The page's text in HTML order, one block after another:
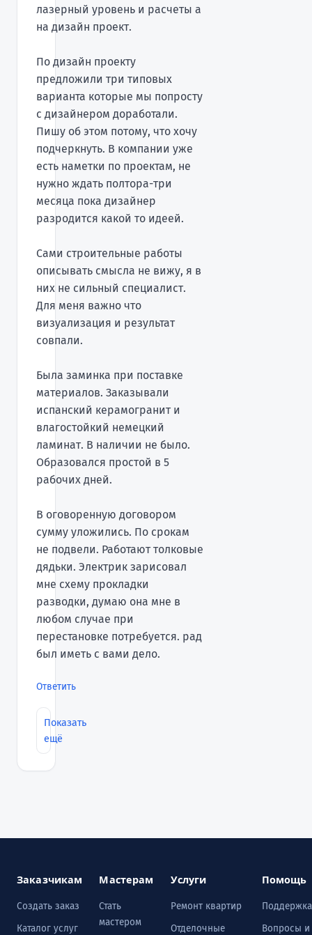
лазерный уровень и расчеты а
на дизайн проект.
По дизайн проекту
предложили три типовых
варианта которые мы попросту
с дизайнером доработали.
Пишу об этом потому, что хочу
подчеркнуть. В компании уже
есть наметки по проектам, не
нужно ждать полтора-три
месяца пока дизайнер
разродится какой то идеей.
Сами строительные работы
описывать смысла не вижу, я в
них не сильный специалист.
Для меня важно что
визуализация и результат
совпали.
Была заминка при поставке
материалов. Заказывали
испанский керамогранит и
влагостойкий немецкий
ламинат. В наличии не было.
Образовался простой в 5
рабочих дней.
В оговоренную договором
сумму уложились. По срокам
не подвели. Работают толковые
дядьки. Электрик зарисовал
мне схему прокладки
разводки, думаю она мне в
любом случае при
перестановке потребуется. рад
был иметь с вами дело.
Ответить
Показать
ещё
Заказчикам
Создать заказ
Каталог услуг
Мастерам
Стать
мастером
Услуги
Ремонт квартир
Отделочные
Помощь
Поддержка
Вопросы и